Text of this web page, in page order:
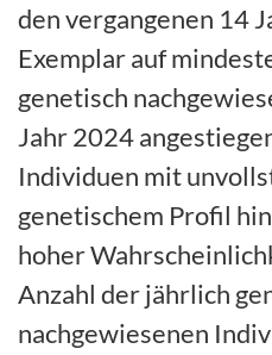
den vergangenen 14
Exemplar auf
genetisch
Jahr 2024
Individuen mit
genetischem Profil
hoher
Anzahl der jährlich
nachgewiesenen